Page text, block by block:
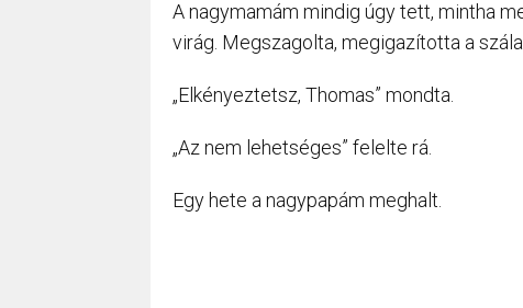
A nagymamám mindig úgy tett, mintha
virág. Megszagolta, megigazította a
„Elkényeztetsz, Thomas” mondta.
„Az nem lehetséges” felelte rá.
Egy hete a nagypapám meghalt.